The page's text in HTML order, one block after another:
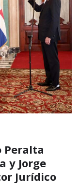
Peralta
y Jorge
Jurídico